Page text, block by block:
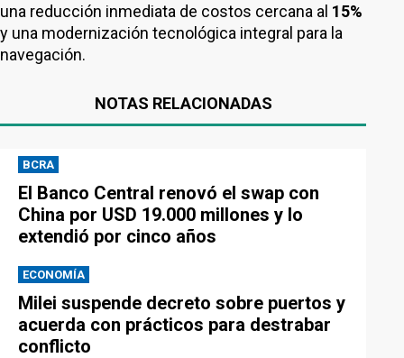
una reducción inmediata de costos cercana al 15%
y una modernización tecnológica integral para la
navegación.
NOTAS RELACIONADAS
BCRA
El Banco Central renovó el swap con
China por USD 19.000 millones y lo
extendió por cinco años
ECONOMÍA
Milei suspende decreto sobre puertos y
acuerda con prácticos para destrabar
conflicto